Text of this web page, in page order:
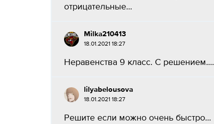
отрицательные...
Milka210413
18.01.2021 18:27
Неравенства 9 класс. С решением....
lilyabelousova
18.01.2021 18:27
Решите если можно очень быстро​...